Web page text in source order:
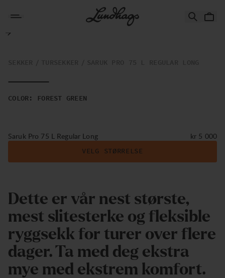
Saruk Pro 75 L Regular Long
COLOR : FOREST GREEN
Saruk Pro 75 L Regular Long Pris:
kr 5 000
VELG STØRRELSE
Dette er vår nest største,
mest slitesterke og fleksible
ryggsekk for turer over flere
dager. Ta med deg ekstra
mye med ekstrem komfort.